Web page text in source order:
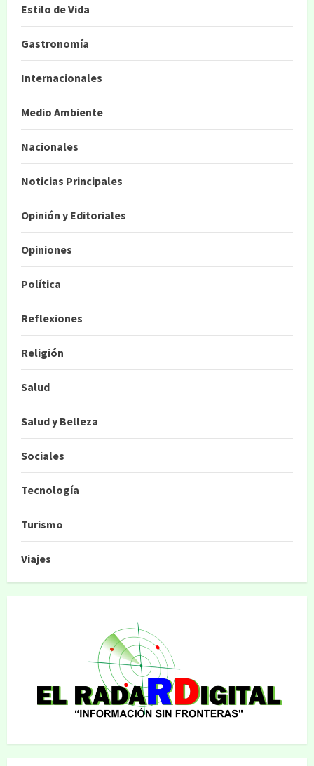
Estilo de Vida
Gastronomía
Internacionales
Medio Ambiente
Nacionales
Noticias Principales
Opinión y Editoriales
Opiniones
Política
Reflexiones
Religión
Salud
Salud y Belleza
Sociales
Tecnología
Turismo
Viajes